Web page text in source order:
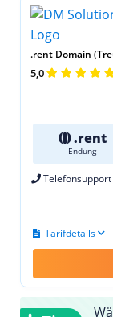
.rent Domain
5,0
.rent
Endung
Telefonsupport
Tarifdetails